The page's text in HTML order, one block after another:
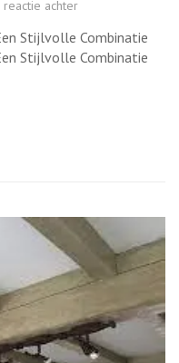
reactie achterop
combinatie:
Aluminium
deur
in
Stijlvolle Combinatie
Stijlvolle Combinatie